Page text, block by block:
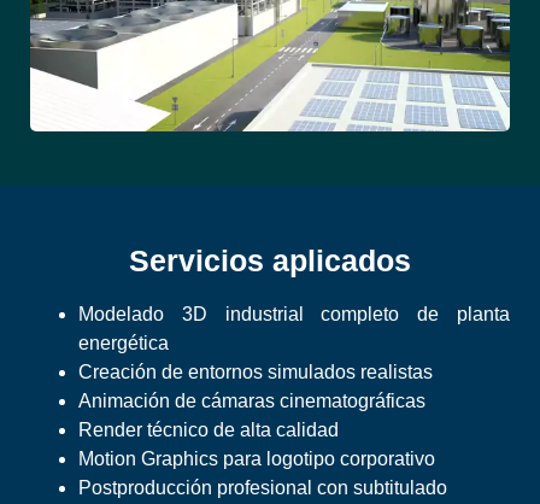
Servicios aplicados
Modelado 3D industrial completo de planta
energética
Creación de entornos simulados realistas
Animación de cámaras cinematográficas
Render técnico de alta calidad
Motion Graphics para logotipo corporativo
Postproducción profesional con subtitulado